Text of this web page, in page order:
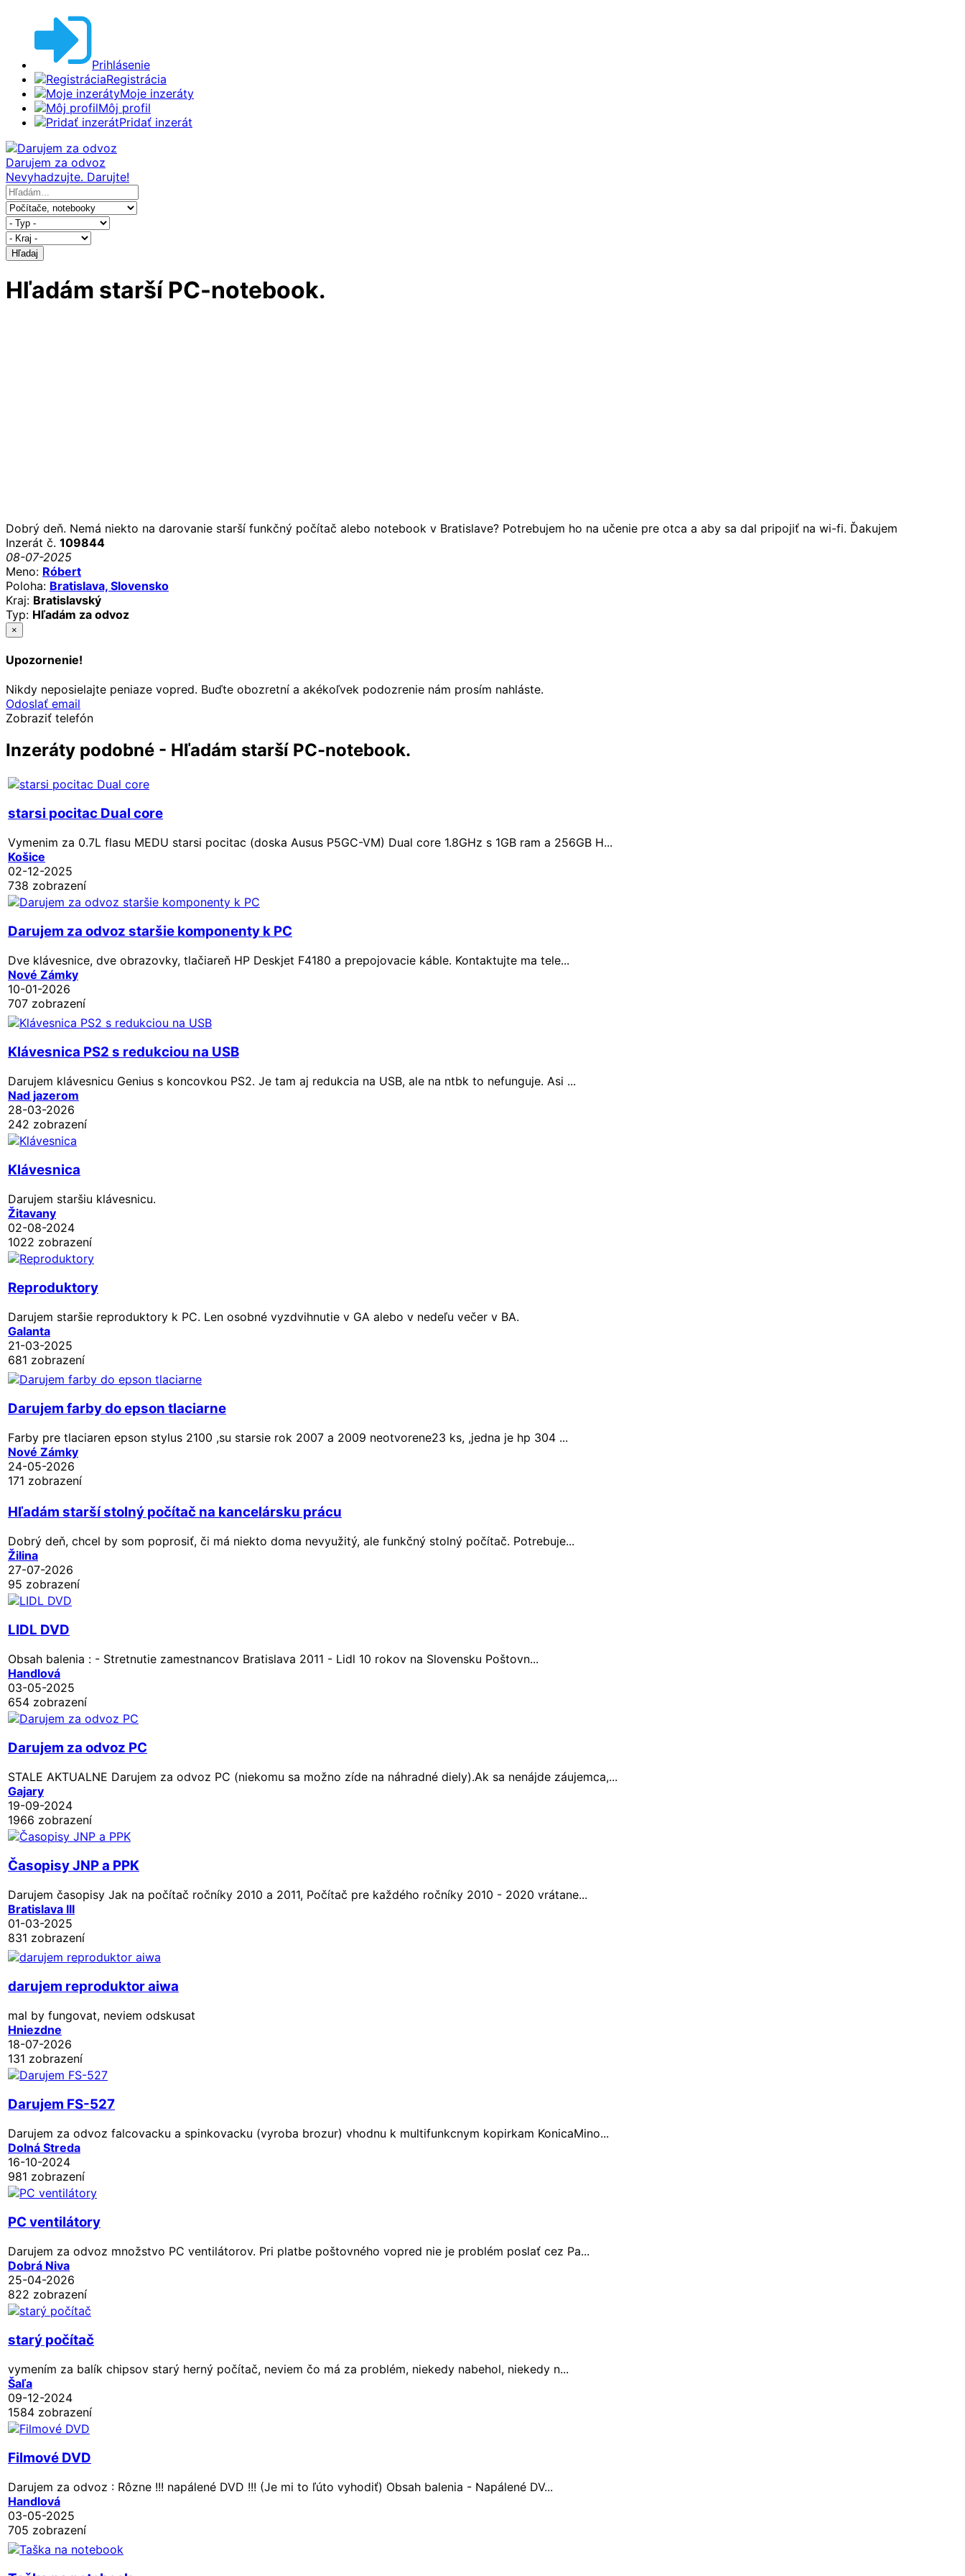
Prihlásenie
Registrácia
Moje inzeráty
Môj profil
Pridať inzerát
Darujem za odvoz
Nevyhadzujte. Darujte!
Hľadaj
Hľadám starší PC-notebook.
Dobrý deň. Nemá niekto na darovanie starší funkčný počítač alebo notebook v Bratislave? Potrebujem ho na učenie pre otca a aby sa dal pripojiť na wi-fi. Ďakujem
Inzerát č. 109844
08-07-2025
Meno: Róbert
Poloha: Bratislava, Slovensko
Kraj: Bratislavský
Typ: Hľadám za odvoz
×
Upozornenie!
Nikdy neposielajte peniaze vopred. Buďte obozretní a akékoľvek podozrenie nám prosím nahláste.
Odoslať email
Zobraziť telefón
Inzeráty podobné - Hľadám starší PC-notebook.
starsi pocitac Dual core
Vymenim za 0.7L flasu MEDU starsi pocitac (doska Ausus P5GC-VM) Dual core 1.8GHz s 1GB ram a 256GB H...
Košice
02-12-2025
738 zobrazení
Darujem za odvoz staršie komponenty k PC
Dve klávesnice, dve obrazovky, tlačiareň HP Deskjet F4180 a prepojovacie káble. Kontaktujte ma tele...
Nové Zámky
10-01-2026
707 zobrazení
Klávesnica PS2 s redukciou na USB
Darujem klávesnicu Genius s koncovkou PS2. Je tam aj redukcia na USB, ale na ntbk to nefunguje. Asi ...
Nad jazerom
28-03-2026
242 zobrazení
Klávesnica
Darujem staršiu klávesnicu.
Žitavany
02-08-2024
1022 zobrazení
Reproduktory
Darujem staršie reproduktory k PC. Len osobné vyzdvihnutie v GA alebo v nedeľu večer v BA.
Galanta
21-03-2025
681 zobrazení
Darujem farby do epson tlaciarne
Farby pre tlaciaren epson stylus 2100 ,su starsie rok 2007 a 2009 neotvorene23 ks, ,jedna je hp 304 ...
Nové Zámky
24-05-2026
171 zobrazení
Hľadám starší stolný počítač na kancelársku prácu
Dobrý deň, chcel by som poprosiť, či má niekto doma nevyužitý, ale funkčný stolný počítač. Potrebuje...
Žilina
27-07-2026
95 zobrazení
LIDL DVD
Obsah balenia : - Stretnutie zamestnancov Bratislava 2011 - Lidl 10 rokov na Slovensku Poštovn...
Handlová
03-05-2025
654 zobrazení
Darujem za odvoz PC
STALE AKTUALNE Darujem za odvoz PC (niekomu sa možno zíde na náhradné diely).Ak sa nenájde záujemca,...
Gajary
19-09-2024
1966 zobrazení
Časopisy JNP a PPK
Darujem časopisy Jak na počítač ročníky 2010 a 2011, Počítač pre každého ročníky 2010 - 2020 vrátane...
Bratislava III
01-03-2025
831 zobrazení
darujem reproduktor aiwa
mal by fungovat, neviem odskusat
Hniezdne
18-07-2026
131 zobrazení
Darujem FS-527
Darujem za odvoz falcovacku a spinkovacku (vyroba brozur) vhodnu k multifunkcnym kopirkam KonicaMino...
Dolná Streda
16-10-2024
981 zobrazení
PC ventilátory
Darujem za odvoz množstvo PC ventilátorov. Pri platbe poštovného vopred nie je problém poslať cez Pa...
Dobrá Niva
25-04-2026
822 zobrazení
starý počítač
vymením za balík chipsov starý herný počítač, neviem čo má za problém, niekedy nabehol, niekedy n...
Šaľa
09-12-2024
1584 zobrazení
Filmové DVD
Darujem za odvoz : Rôzne !!! napálené DVD !!! (Je mi to ľúto vyhodiť) Obsah balenia - Napálené DV...
Handlová
03-05-2025
705 zobrazení